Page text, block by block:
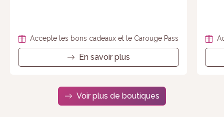
Accepte les bons cadeaux et le Carouge Pass
En savoir plus
Voir plus de boutiques